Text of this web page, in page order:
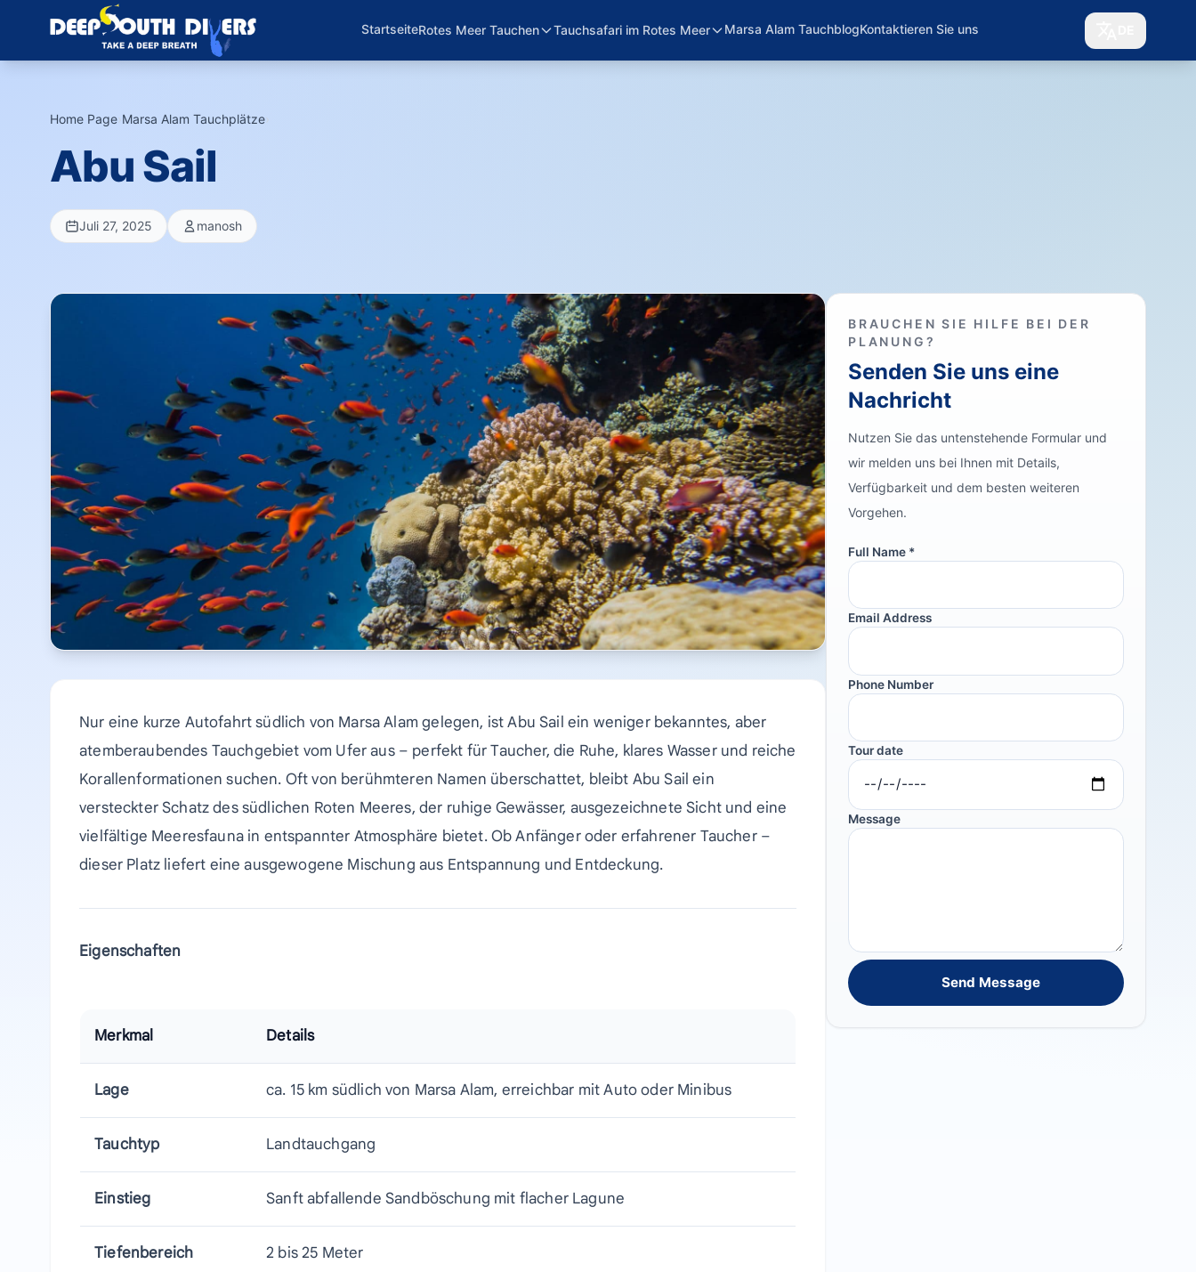
StartseiteRotes Meer Tauchen Tauchsafari im Rotes Meer Marsa Alam TauchblogKontaktieren Sie uns
Home Page›Marsa Alam Tauchplätze
Abu Sail
Juli 27, 2025 manosh
Nur eine kurze Autofahrt südlich von Marsa Alam gelegen, ist Abu Sail ein weniger bekanntes, aber
atemberaubendes Tauchgebiet vom Ufer aus – perfekt für Taucher, die Ruhe, klares Wasser und reiche
Korallenformationen suchen. Oft von berühmteren Namen überschattet, bleibt Abu Sail ein
versteckter Schatz des südlichen Roten Meeres, der ruhige Gewässer, ausgezeichnete Sicht und eine
vielfältige Meeresfauna in entspannter Atmosphäre bietet. Ob Anfänger oder erfahrener Taucher –
dieser Platz liefert eine ausgewogene Mischung aus Entspannung und Entdeckung.
Eigenschaften
Merkmal Details
Lage ca. 15 km südlich von Marsa Alam, erreichbar mit Auto oder Minibus
Tauchtyp Landtauchgang
Einstieg Sanft abfallende Sandböschung mit flacher Lagune
Tiefenbereich 2 bis 25 Meter
BRAUCHEN SIE HILFE BEI DER
PLANUNG?
Senden Sie uns eine
Nachricht
Nutzen Sie das untenstehende Formular und
wir melden uns bei Ihnen mit Details,
Verfügbarkeit und dem besten weiteren
Vorgehen.
Full Name *
Email Address
Phone Number
Tour date
Message
Send Message